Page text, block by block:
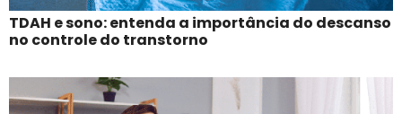
TDAH e sono: entenda a importância do descanso
no controle do transtorno